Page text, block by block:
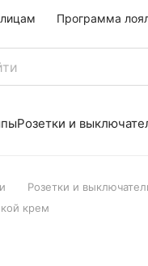
Программа
Розетки и
Розетки и
крем